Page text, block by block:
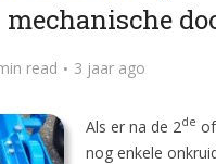
mechanische
read 3 jaar ago
Als er na de 2de
nog enkele